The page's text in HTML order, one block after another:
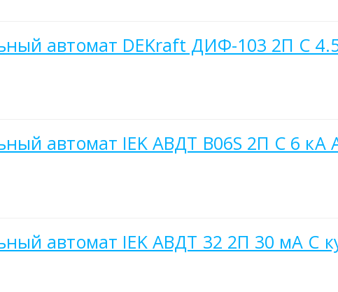
автомат DEKraft ДИФ-103 2П C
автомат IEK АВДТ B06S 2П C 6 кА
автомат IEK АВДТ 32 2П 30 мА C